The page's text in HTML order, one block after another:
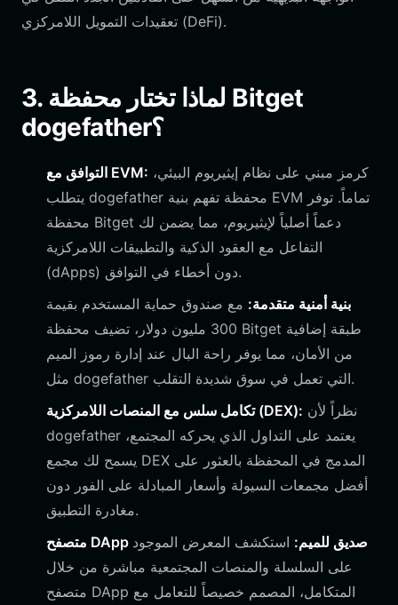
تعقيدات التمويل اللامركزي (DeFi).
3. لماذا تختار محفظة Bitget
dogefather؟
التوافق مع EVM:
يتطلب dogefather محفظة تفهم بنية EVM تماماً. توفر
محفظة Bitget دعماً أصلياً لإيثيريوم، مما يضمن لك
التفاعل مع العقود الذكية والتطبيقات اللامركزية
(dApps) دون أخطاء في التوافق.
بنية أمنية متقدمة: مع صندوق حماية المستخدم بقيمة
300 مليون دولار، تضيف محفظة Bitget طبقة إضافية
من الأمان، مما يوفر راحة البال عند إدارة رموز الميم
مثل dogefather التي تعمل في سوق شديدة التقلب.
تكامل سلس مع المنصات اللامركزية (DEX):
dogefather يعتمد على التداول الذي يحركه المجتمع،
يسمح لك مجمع DEX المدمج في المحفظة بالعثور على
أفضل مجمعات السيولة وأسعار المبادلة على الفور دون
مغادرة التطبيق.
متصفح DApp صديق للميم: استكشف المعرض الموجود
على السلسلة والمنصات المجتمعية مباشرة من خلال
متصفح DApp المتكامل، المصمم خصيصاً للتعامل مع